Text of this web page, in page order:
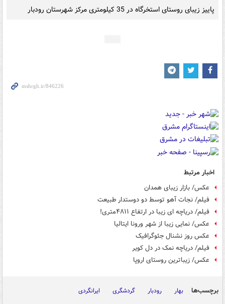
پاییز زیبای روستای استخرگاه در 35 کیلومتری مرکز شهرستان رودبار
اخبار مرتبط
عکس/ بازار زیبای همدان
فیلم/ نجات آهو توسط دو دوستدار طبیعت
فیلم/ دریاچه ای زیبا در ارتفاع ۴۸۱۱متری!
عکس/ نمایی زیبا از شهر ورونا ایتالیا
عکس روز نشنال جئوگرافیک
فیلم/ دریاچه نمک در دل کویر
عکس/ زیباترین روستای اروپا
برچسب‌ها بهار رودبار گردشگری ایرانگردی